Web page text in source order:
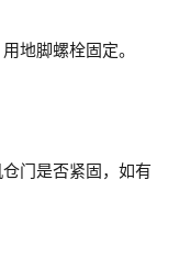
地脚螺栓固定。
门是否紧固，如有